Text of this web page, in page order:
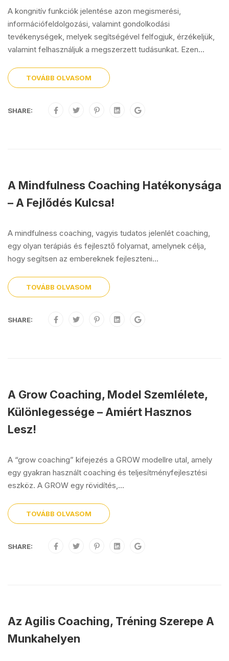
A kongnitív funkciók jelentése azon megismerési,
információfeldolgozási, valamint gondolkodási
tevékenységek, melyek segítségével felfogjuk, érzékeljük,
valamint felhasználjuk a megszerzett tudásunkat. Ezen...
TOVÁBB OLVASOM
SHARE:
A Mindfulness Coaching Hatékonysága
– A Fejlődés Kulcsa!
A mindfulness coaching, vagyis tudatos jelenlét coaching,
egy olyan terápiás és fejlesztő folyamat, amelynek célja,
hogy segítsen az embereknek fejleszteni...
TOVÁBB OLVASOM
SHARE:
A Grow Coaching, Model Szemlélete,
Különlegessége – Amiért Hasznos
Lesz!
A “grow coaching” kifejezés a GROW modellre utal, amely
egy gyakran használt coaching és teljesítményfejlesztési
eszköz. A GROW egy rövidítés,...
TOVÁBB OLVASOM
SHARE:
Az Agilis Coaching, Tréning Szerepe A
Munkahelyen